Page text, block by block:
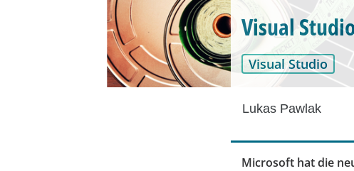
Visual
Visual Studio
Lukas Pawlak
Microsoft hat die